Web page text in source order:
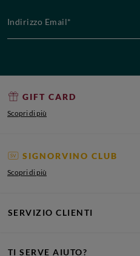
GIFT CARD
Scopri di più
SIGNORVINO CLUB
Scopri di più
SERVIZIO CLIENTI
TI SERVE AIUTO?